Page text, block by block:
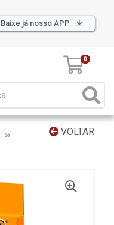
Baixe já nosso APP
0
VOLTAR